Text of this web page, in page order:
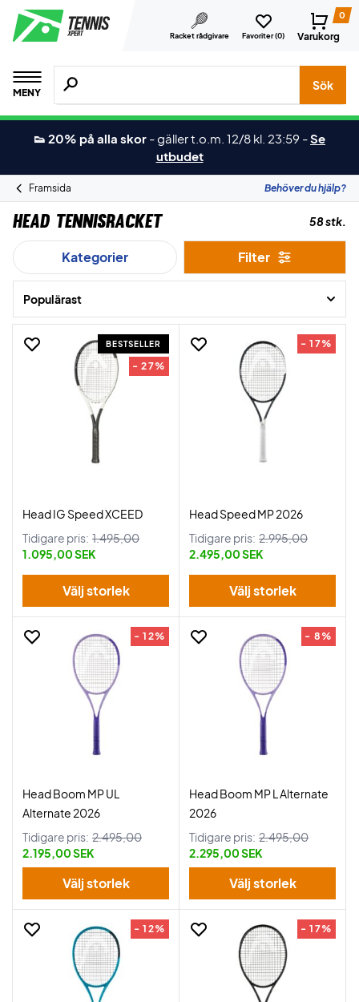
Racket rådgivare Favoriter (0)
0
Varukorg
MENY
Sök efter produkter, märken osv.
Sök
👟 20% på alla skor -gäller t.o.m. 12/8 kl. 23:59 -Se
utbudet
Framsida Behöver du hjälp?
Head Tennisracket 58 stk.
Kategorier Filter
Populärast
BESTSELLER
- 27%
Head IG Speed XCEED
Tidigare pris: 1.495,00
1.095,00 SEK
Välj storlek
- 17%
Head Speed MP 2026
Tidigare pris: 2.995,00
2.495,00 SEK
Välj storlek
- 12%
Head Boom MP UL
Alternate 2026
Tidigare pris: 2.495,00
2.195,00 SEK
Välj storlek
- 8%
Head Boom MP L Alternate
2026
Tidigare pris: 2.495,00
2.295,00 SEK
Välj storlek
- 12% - 17%